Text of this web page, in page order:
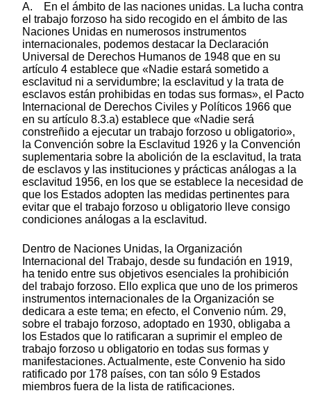
A. En el ámbito de las naciones unidas. La lucha contra
el trabajo forzoso ha sido recogido en el ámbito de las
Naciones Unidas en numerosos instrumentos
internacionales, podemos destacar la Declaración
Universal de Derechos Humanos de 1948 que en su
artículo 4 establece que «Nadie estará sometido a
esclavitud ni a servidumbre; la esclavitud y la trata de
esclavos están prohibidas en todas sus formas», el Pacto
Internacional de Derechos Civiles y Políticos 1966 que
en su artículo 8.3.a) establece que «Nadie será
constreñido a ejecutar un trabajo forzoso u obligatorio»,
la Convención sobre la Esclavitud 1926 y la Convención
suplementaria sobre la abolición de la esclavitud, la trata
de esclavos y las instituciones y prácticas análogas a la
esclavitud 1956, en los que se establece la necesidad de
que los Estados adopten las medidas pertinentes para
evitar que el trabajo forzoso u obligatorio lleve consigo
condiciones análogas a la esclavitud.
Dentro de Naciones Unidas, la Organización
Internacional del Trabajo, desde su fundación en 1919,
ha tenido entre sus objetivos esenciales la prohibición
del trabajo forzoso. Ello explica que uno de los primeros
instrumentos internacionales de la Organización se
dedicara a este tema; en efecto, el Convenio núm. 29,
sobre el trabajo forzoso, adoptado en 1930, obligaba a
los Estados que lo ratificaran a suprimir el empleo de
trabajo forzoso u obligatorio en todas sus formas y
manifestaciones. Actualmente, este Convenio ha sido
ratificado por 178 países, con tan sólo 9 Estados
miembros fuera de la lista de ratificaciones.